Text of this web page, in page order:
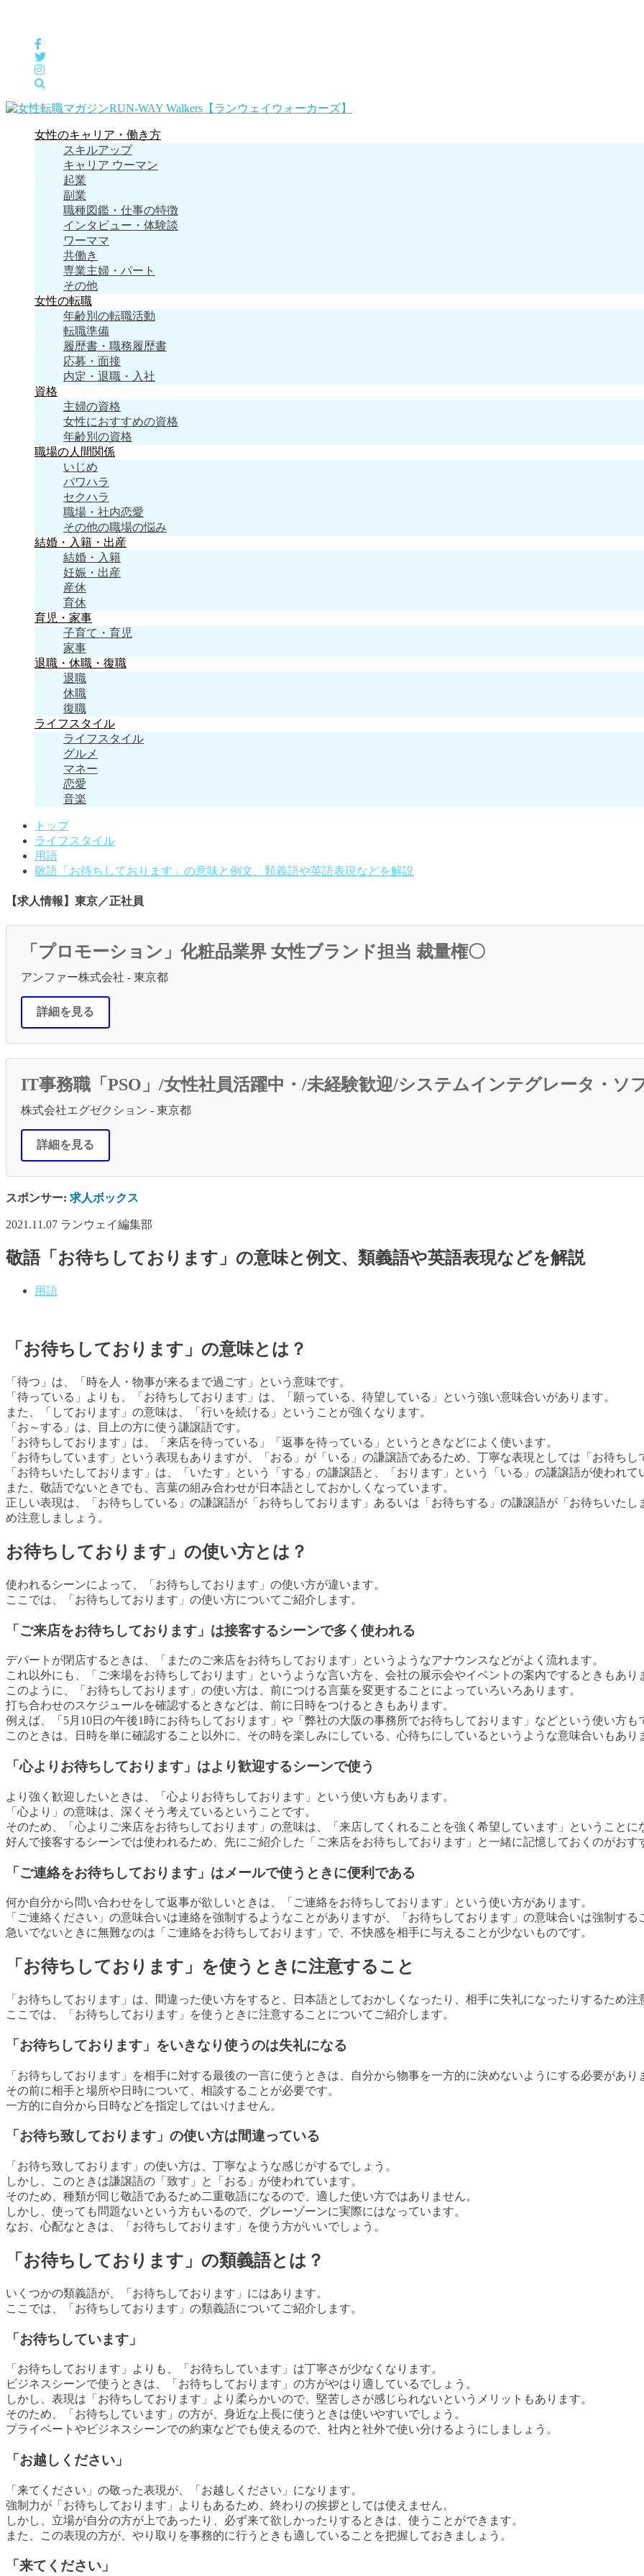
女性のキャリア・働き方
スキルアップ
キャリア ウーマン
起業
副業
職種図鑑・仕事の特徴
インタビュー・体験談
ワーママ
共働き
専業主婦・パート
その他
女性の転職
年齢別の転職活動
転職準備
履歴書・職務履歴書
応募・面接
内定・退職・入社
資格
主婦の資格
女性におすすめの資格
年齢別の資格
職場の人間関係
いじめ
パワハラ
セクハラ
職場・社内恋愛
その他の職場の悩み
結婚・入籍・出産
結婚・入籍
妊娠・出産
産休
育休
育児・家事
子育て・育児
家事
退職・休職・復職
退職
休職
復職
ライフスタイル
ライフスタイル
グルメ
マネー
恋愛
音楽
トップ
ライフスタイル
用語
敬語「お待ちしております」の意味と例文、類義語や英語表現などを解説
【求人情報】東京／正社員
「プロモーション」化粧品業界 女性ブランド担当 裁量権〇
アンファー株式会社 - 東京都
詳細を見る
IT事務職「PSO」/女性社員活躍中・/未経験歓迎/システムインテグレータ・ソ
株式会社エグゼクション - 東京都
詳細を見る
スポンサー: 求人ボックス
2021.11.07 ランウェイ編集部
敬語「お待ちしております」の意味と例文、類義語や英語表現などを解説
用語
「お待ちしております」の意味とは？
「待つ」は、「時を人・物事が来るまで過ごす」という意味です。
「待っている」よりも、「お待ちしております」は、「願っている、待望している」という強い意味合いがあります。
また、「しております」の意味は、「行いを続ける」ということが強くなります。
「お～する」は、目上の方に使う謙譲語です。
「お待ちしております」は、「来店を待っている」「返事を待っている」というときなどによく使います。
「お待ちしています」という表現もありますが、「おる」が「いる」の謙譲語であるため、丁寧な表現としては「お待ちし
「お待ちいたしております」は、「いたす」という「する」の謙譲語と、「おります」という「いる」の謙譲語が使われて
また、敬語でないときでも、言葉の組み合わせが日本語としておかしくなっています。
正しい表現は、「お待ちしている」の謙譲語が「お待ちしております」あるいは「お待ちする」の謙譲語が「お待ちいた
め注意しましょう。
お待ちしております」の使い方とは？
使われるシーンによって、「お待ちしております」の使い方が違います。
ここでは、「お待ちしております」の使い方についてご紹介します。
「ご来店をお待ちしております」は接客するシーンで多く使われる
デパートが閉店するときは、「またのご来店をお待ちしております」というようなアナウンスなどがよく流れます。
これ以外にも、「ご来場をお待ちしております」というような言い方を、会社の展示会やイベントの案内でするときもあり
このように、「お待ちしております」の使い方は、前につける言葉を変更することによっていろいろあります。
打ち合わせのスケジュールを確認するときなどは、前に日時をつけるときもあります。
例えば、「5月10日の午後1時にお待ちしております」や「弊社の大阪の事務所でお待ちしております」などという使い方も
このときは、日時を単に確認すること以外に、その時を楽しみにしている、心待ちにしているというような意味合いもあり
「心よりお待ちしております」はより歓迎するシーンで使う
より強く歓迎したいときは、「心よりお待ちしております」という使い方もあります。
「心より」の意味は、深くそう考えているということです。
そのため、「心よりご来店をお待ちしております」の意味は、「来店してくれることを強く希望しています」ということに
好んで接客するシーンでは使われるため、先にご紹介した「ご来店をお待ちしております」と一緒に記憶しておくのがおす
「ご連絡をお待ちしております」はメールで使うときに便利である
何か自分から問い合わせをして返事が欲しいときは、「ご連絡をお待ちしております」という使い方があります。
「ご連絡ください」の意味合いは連絡を強制するようなことがありますが、「お待ちしております」の意味合いは強制する
急いでないときに無難なのは「ご連絡をお待ちしております」で、不快感を相手に与えることが少ないものです。
「お待ちしております」を使うときに注意すること
「お待ちしております」は、間違った使い方をすると、日本語としておかしくなったり、相手に失礼になったりするため注
ここでは、「お待ちしております」を使うときに注意することについてご紹介します。
「お待ちしております」をいきなり使うのは失礼になる
「お待ちしております」を相手に対する最後の一言に使うときは、自分から物事を一方的に決めないようにする必要があり
その前に相手と場所や日時について、相談することが必要です。
一方的に自分から日時などを指定してはいけません。
「お待ち致しております」の使い方は間違っている
「お待ち致しております」の使い方は、丁寧なような感じがするでしょう。
しかし、このときは謙譲語の「致す」と「おる」が使われています。
そのため、種類が同じ敬語であるため二重敬語になるので、適した使い方ではありません。
しかし、使っても問題ないという方もいるので、グレーゾーンに実際にはなっています。
なお、心配なときは、「お待ちしております」を使う方がいいでしょう。
「お待ちしております」の類義語とは？
いくつかの類義語が、「お待ちしております」にはあります。
ここでは、「お待ちしております」の類義語についてご紹介します。
「お待ちしています」
「お待ちしております」よりも、「お待ちしています」は丁寧さが少なくなります。
ビジネスシーンで使うときは、「お待ちしております」の方がやはり適しているでしょう。
しかし、表現は「お待ちしております」より柔らかいので、堅苦しさが感じられないというメリットもあります。
そのため、「お待ちしています」の方が、身近な上長に使うときは使いやすいでしょう。
プライベートやビジネスシーンでの約束などでも使えるので、社内と社外で使い分けるようにしましょう。
「お越しください」
「来てください」の敬った表現が、「お越しください」になります。
強制力が「お待ちしております」よりもあるため、終わりの挨拶としては使えません。
しかし、立場が自分の方が上であったり、必ず来て欲しかったりするときは、使うことができます。
また、この表現の方が、やり取りを事務的に行うときも適していることを把握しておきましょう。
「来てください」